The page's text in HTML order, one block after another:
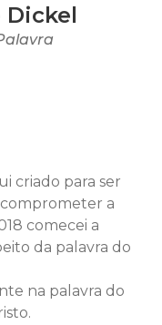
criado para ser
a
comecei a
da palavra do
na palavra do